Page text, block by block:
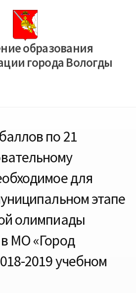
образования
города Вологды
по 21
для
этапе
олимпиады
МО «Город
2019 учебном